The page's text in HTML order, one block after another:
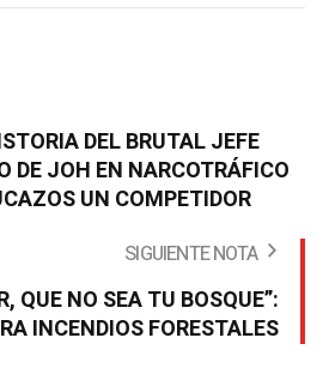
DEL BRUTAL JEFE
DE JOH EN NARCOTRÁFICO
UN COMPETIDOR
SIGUIENTE NOTA
QUE NO SEA TU BOSQUE”:
INCENDIOS FORESTALES